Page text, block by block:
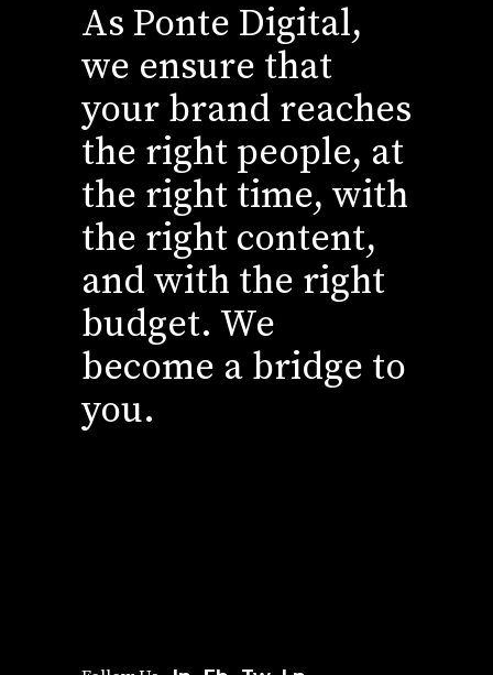
As Ponte Digital,
we ensure that
your brand reaches
the right people, at
the right time, with
the right content,
and with the right
budget. We
become a bridge to
you.